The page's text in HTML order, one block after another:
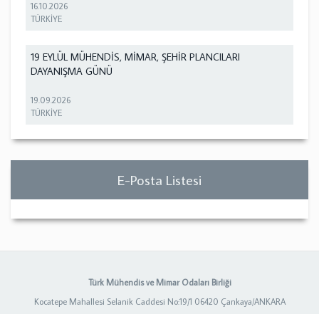
16.10.2026
TÜRKİYE
19 EYLÜL MÜHENDİS, MİMAR, ŞEHİR PLANCILARI
DAYANIŞMA GÜNÜ
19.09.2026
TÜRKİYE
E-Posta Listesi
Türk Mühendis ve Mimar Odaları Birliği
Kocatepe Mahallesi Selanik Caddesi No:19/1 06420 Çankaya/ANKARA